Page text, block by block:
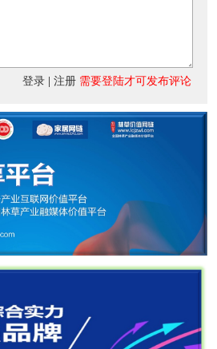
登录 |注册 需要登陆才可发布评论